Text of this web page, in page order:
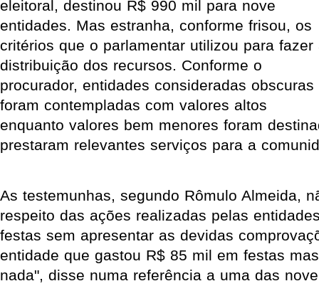
eleitoral, destinou R$ 990 mil para nove
entidades. Mas estranha, conforme frisou, os
critérios que o parlamentar utilizou para fazer
distribuição dos recursos. Conforme o
procurador, entidades consideradas obscuras
foram contempladas com valores altos
enquanto valores bem menores foram
prestaram relevantes serviços para a
As testemunhas, segundo Rômulo Almeida,
respeito das ações realizadas pelas
festas sem apresentar as devidas
entidade que gastou R$ 85 mil em festas
nada", disse numa referência a uma das